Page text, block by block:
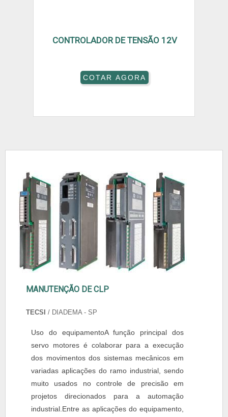
CONTROLADOR DE TENSÃO 12V
COTAR AGORA
MANUTENÇÃO DE CLP
TECSI / DIADEMA - SP
Uso do equipamentoA função principal dos
servo motores é colaborar para a execução
dos movimentos dos sistemas mecânicos em
variadas aplicações do ramo industrial, sendo
muito usados no controle de precisão em
projetos direcionados para a automação
industrial.Entre as aplicações do equipamento,